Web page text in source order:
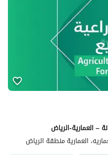
– العمارية-الرياض